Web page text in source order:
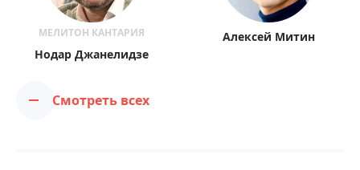
МЕЛИТОН КАНТАРИЯ
Нодар Джанелидзе
Алексей Митин
Смотреть всех